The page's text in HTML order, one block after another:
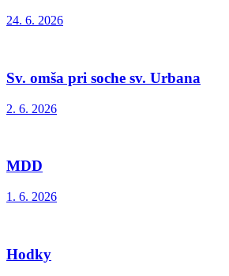
24. 6. 2026
Sv. omša pri soche sv. Urbana
2. 6. 2026
MDD
1. 6. 2026
Hodky